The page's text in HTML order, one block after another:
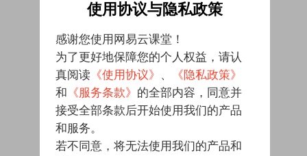
使用协议与隐私政策
感谢您使用网易云课堂！
为了更好地保障您的个人权益，请认
真阅读 《使用协议》 、
《隐私政策》
和 《服务条款》 的全部内容，同意并
接受全部条款后开始使用我们的产品
和服务。
若不同意，将无法使用我们的产品和